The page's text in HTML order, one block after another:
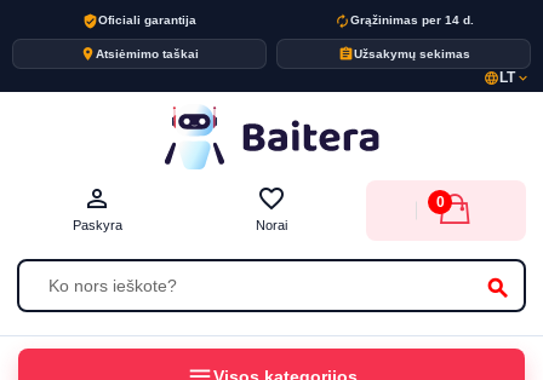
verified_userOficiali garantija autorenewGrąžinimas per 14 d.
placeAtsiėmimo taškai assignmentUžsakymų sekimas
language LTexpand_more
search
person_outline
Paskyra
favorite_border
Norai
0
Visos kategorijos